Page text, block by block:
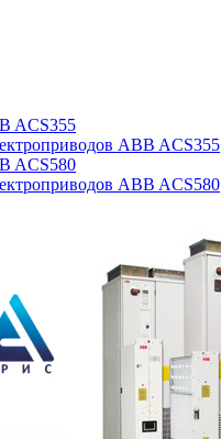
ACS355
ABB ACS355
ACS580
ABB ACS580